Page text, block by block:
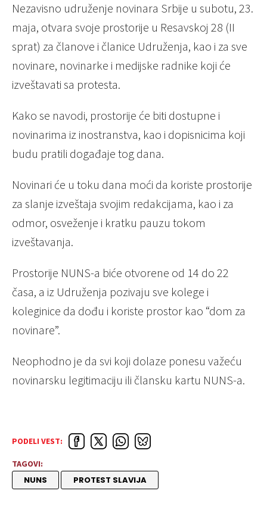
Nezavisno udruženje novinara Srbije u subotu, 23.
maja, otvara svoje prostorije u Resavskoj 28 (II
sprat) za članove i članice Udruženja, kao i za sve
novinare, novinarke i medijske radnike koji će
izveštavati sa protesta.
Kako se navodi, prostorije će biti dostupne i
novinarima iz inostranstva, kao i dopisnicima koji
budu pratili događaje tog dana.
Novinari će u toku dana moći da koriste prostorije
za slanje izveštaja svojim redakcijama, kao i za
odmor, osveženje i kratku pauzu tokom
izveštavanja.
Prostorije NUNS-a biće otvorene od 14 do 22
časa, a iz Udruženja pozivaju sve kolege i
koleginice da dođu i koriste prostor kao “dom za
novinare”.
Neophodno je da svi koji dolaze ponesu važeću
novinarsku legitimaciju ili člansku kartu NUNS-a.
PODELI VEST:
TAGOVI:
NUNS PROTEST SLAVIJA